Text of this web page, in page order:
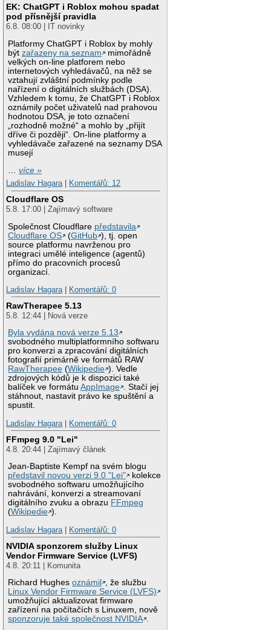
EK: ChatGPT i Roblox mohou spadat
pod přísnější pravidla
6.8. 08:00 | IT novinky
Platformy ChatGPT i Roblox by mohly
býtzařazeny na seznam
mimořádně
velkých on-line platforem nebo
internetových vyhledávačů, na něž se
vztahují zvláštní podmínky podle
nařízení o digitálních službách (DSA).
Vzhledem k tomu, že ChatGPT i Roblox
oznámily počet uživatelů nad prahovou
hodnotou DSA, je toto označení
„rozhodně možné“ a mohlo by „přijít
dříve či později“. On-line platformy a
vyhledávače zařazené na seznamy DSA
musejí
…více »
Ladislav Hagara| Komentářů: 12
Cloudflare OS
5.8. 17:00 | Zajímavý software
Společnost Cloudflare představila
Cloudflare OS
(GitHub ), tj. open
source platformu navrženou pro
integraci umělé inteligence (agentů)
přímo do pracovních procesů
organizací.
Ladislav Hagara| Komentářů: 0
RawTherapee 5.13
5.8. 12:44 | Nová verze
Byla vydána nová verze 5.13
svobodného multiplatformního softwaru
pro konverzi a zpracování digitálních
fotografií primárně ve formátů RAW
RawTherapee (Wikipedie ). Vedle
zdrojových kódů je k dispozici také
balíček ve formátuAppImage . Stačí jej
stáhnout, nastavit právo ke spuštění a
spustit.
Ladislav Hagara| Komentářů: 0
FFmpeg 9.0 "Lei"
4.8. 20:44 | Zajímavý článek
Jean-Baptiste Kempf na svém blogu
představil novou verzi 9.0 "Lei"
kolekce
svobodného softwaru umožňujícího
nahrávání, konverzi a streamovaní
digitálního zvuku a obrazu FFmpeg
(Wikipedie ).
Ladislav Hagara| Komentářů: 0
NVIDIA sponzorem služby Linux
Vendor Firmware Service (LVFS)
4.8. 20:11 | Komunita
Richard Hughesoznámil
, že službu
Linux Vendor Firmware Service (LVFS)
umožňující aktualizovat firmware
zařízení na počítačích s Linuxem, nově
sponzoruje také společnost NVIDIA .